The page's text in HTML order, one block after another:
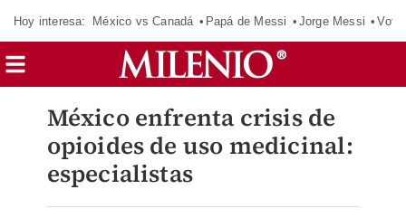
Hoy interesa: México vs Canadá Papá de Messi Jorge Messi
México enfrenta crisis de
opioides de uso medicinal:
especialistas